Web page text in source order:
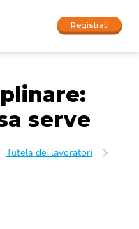
Registrati
serve
Tutela dei lavoratori